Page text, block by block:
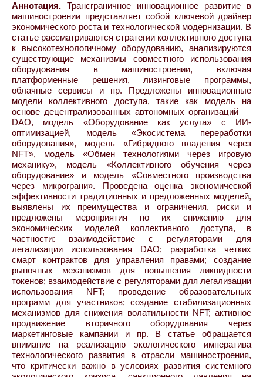
Аннотация. Трансграничное инновационное развитие в
машиностроении представляет собой ключевой драйвер
экономического роста и технологической модернизации. В
статье рассматриваются стратегии коллективного доступа
к высокотехнологичному оборудованию, анализируются
существующие механизмы совместного использования
оборудования в машиностроении, включая
платформенные решения, лизинговые программы,
облачные сервисы и пр. Предложены инновационные
модели коллективного доступа, такие как модель на
основе децентрализованных автономных организаций —
DAO, модель «Оборудование как услуга» с ИИ-
оптимизацией, модель «Экосистема переработки
оборудования», модель «Гибридного владения через
NFT», модель «Обмен технологиями через игровую
механику», модель «Коллективного обучения через
оборудование» и модель «Совместного производства
через микрограни». Проведена оценка экономической
эффективности традиционных и предложенных моделей,
выявлены их преимущества и ограничения, риски и
предложены мероприятия по их снижению для
экономических моделей коллективного доступа, в
частности: взаимодействие с регуляторами для
легализации использования DAO; разработка четких
смарт контрактов для управления правами; создание
рыночных механизмов для повышения ликвидности
токенов; взаимодействие с регуляторами для легализации
использования NFT; проведение образовательных
программ для участников; создание стабилизационных
механизмов для снижения волатильности NFT; активное
продвижение вторичного оборудования через
маркетинговые кампании и пр. В статье обращается
внимание на реализацию экологического императива
технологического развития в отрасли машиностроения,
что критически важно в условиях развития системного